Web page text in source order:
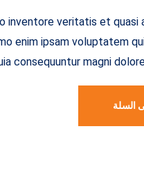
inventore veritatis et
enim ipsam voluptatem
consequuntur magni
السلة